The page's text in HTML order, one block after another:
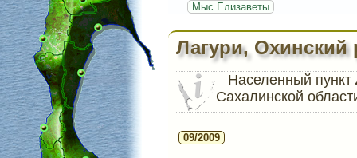
Мыс Елизаветы
Лагури, Охинский
Населенный пункт
Сахалинской
09/2009